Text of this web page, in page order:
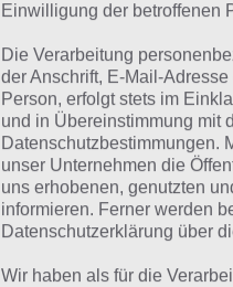
Rätsel aus dem Jahr
gesucht war
Zur Übersicht:4 Bilder
Einwilligung der betroffenen
Die Verarbeitung
der Anschrift, E-Mail-
Person, erfolgt stets im
und in Übereinstimmung mit
Datenschutzbestimmungen.
unser Unternehmen die
uns erhobenen, genutzten
informieren. Ferner werden
Datenschutzerklärung über
Wir haben als für die